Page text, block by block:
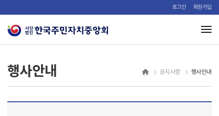
로그인 회원가입
행사안내 공지사항 행사안내